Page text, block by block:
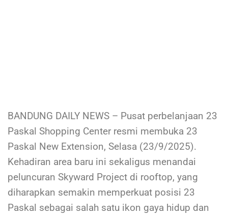
BANDUNG DAILY NEWS – Pusat perbelanjaan 23
Paskal Shopping Center resmi membuka 23
Paskal New Extension, Selasa (23/9/2025).
Kehadiran area baru ini sekaligus menandai
peluncuran Skyward Project di rooftop, yang
diharapkan semakin memperkuat posisi 23
Paskal sebagai salah satu ikon gaya hidup dan